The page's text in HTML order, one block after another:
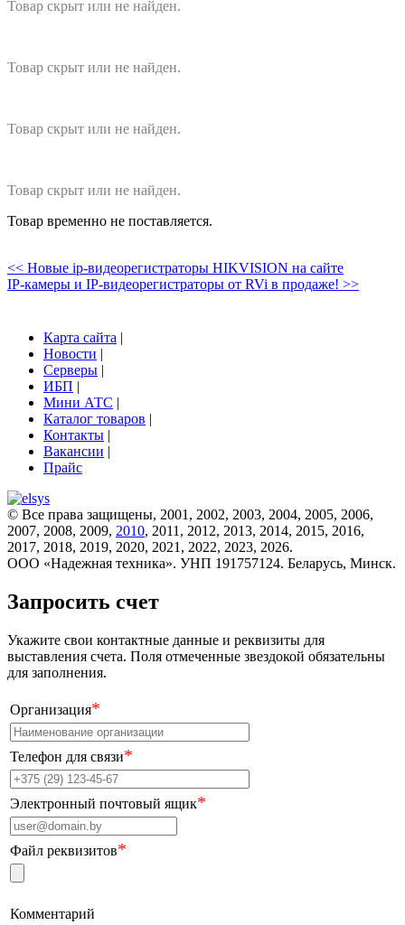
Товар скрыт или не найден.
Товар скрыт или не найден.
Товар скрыт или не найден.
Товар скрыт или не найден.
Товар временно не поставляется.
<< Новые ip-видеорегистраторы HIKVISION на сайте
IP-камеры и IP-видеорегистраторы от RVi в продаже! >>
Карта сайта |
Новости |
Серверы |
ИБП |
Мини АТС |
Каталог товаров |
Контакты |
Вакансии |
Прайс
© Все права защищены, 2001, 2002, 2003, 2004, 2005, 2006,
2007, 2008, 2009, 2010, 2011, 2012, 2013, 2014, 2015, 2016,
2017, 2018, 2019, 2020, 2021, 2022, 2023, 2026.
ООО «Надежная техника». УНП 191757124. Беларусь, Минск.
Запросить счет
Укажите свои контактные данные и реквизиты для
выставления счета. Поля отмеченные звездокой обязательны
для заполнения.
Организация*
Телефон для связи*
Электронный почтовый ящик*
Файл реквизитов*
Комментарий